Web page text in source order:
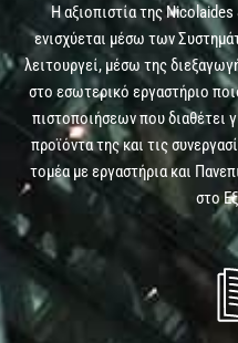
Η αξιοπιστία της
ενισχύεται μέσω των
λειτουργεί, μέσω της
στο εσωτερικό εργαστήριο
πιστοποιήσεων που διαθέτει
προϊόντα της και τις
τομέα με εργαστήρια και
στο